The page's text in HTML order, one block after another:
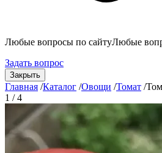
Любые вопросы по сайтуЛюбые
Задать вопрос
Закрыть
Главная /Каталог /Овощи /Томат /
1 / 4